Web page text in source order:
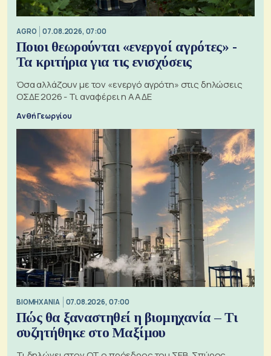
AGRO 07.08.2026, 07:00
Ποιοι θεωρούνται «ενεργοί αγρότες» -
Τα κριτήρια για τις ενισχύσεις
Όσα αλλάζουν με τον «ενεργό αγρότη» στις δηλώσεις
ΟΣΔΕ 2026 - Τι αναφέρει η ΑΑΔΕ
Ανθή Γεωργίου
ΒΙΟΜΗΧΑΝΙΑ 07.08.2026, 07:00
Πώς θα ξαναστηθεί η βιομηχανία – Τι
συζητήθηκε στο Μαξίμου